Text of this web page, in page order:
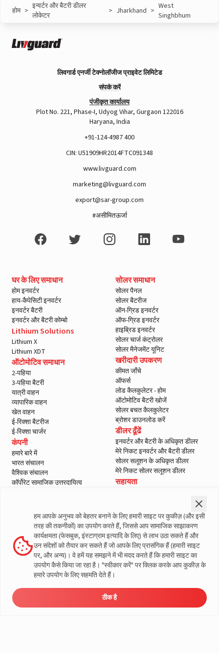
होम > इन्वर्टर और बैटरी डीलर
लोकेटर
> Jharkhand > West
Singhbhum
लिवगार्ड एनर्जी टेक्नोलॉजीज प्राइवेट लिमिटेड
संपर्क करें
पंजीकृत कार्यालय
Plot No. 221, Phase-I, Udyog Vihar, Gurgaon 122016
Haryana, India
+91-124-4987 400
CIN: U51909HR2014FTC091348
www.livguard.com
marketing@livguard.com
export@sar-group.com
#असीमितऊर्जा
घर के लिए समाधान
होम इनवर्टर
हाय-कैपेसिटी इनवर्टर
इनवर्टर बैटरी
इनवर्टर और बैटरी कोम्बो
Lithium Solutions
Lithium X
Lithium XDT
ऑटोमोटिव समाधान
2-पहिया
3-पहिया बैटरी
यात्री वाहन
व्यापारिक वाहन
खेत वाहन
ई-रिक्शा बैटरीज
ई-रिक्शा चार्जर
कंपनी
हमारे बारे में
भारत संचालन
वैश्विक संचालन
कॉर्पोरेट सामाजिक उत्तरदायित्व
मीडिया और गैलरी
वीडियो
सोलर समाधान
सोलर पैनल
सोलर बैटरीज
ऑन-ग्रिड इनवर्टर
ऑफ-ग्रिड इनवर्टर
हाइब्रिड इनवर्टर
सोलर चार्ज कंट्रोलर
सोलर मैनेजमेंट यूनिट
खरीदारी उपकरण
कीमत जाँचे
ऑफर्स
लोड कैलकुलेटर - होम
ऑटोमोटिव बैटरी खोजें
सोलर बचत कैलकुलेटर
ब्रोशर डाउनलोड करें
डीलर ढूँढें
इनवर्टर और बैटरी के अधिकृत डीलर
मेरे निकट इनवर्टर और बैटरी डीलर
सोलर सलूशन के अधिकृत डीलर
मेरे निकट सोलर सलूशन डीलर
सहायता
वारंटी पंजीकरण
ग्राहक नीतियां
नियम और शर्तें
सेल्स वापसी नीति
गोपनीयता नीति
लिवगार्ड के बारे में अधिक जानकारी
© लिवगार्ड 2023। सभी अधिकार सुरक्षित
हम आपके अनुभव को बेहतर बनाने के लिए हमारी साइट पर कुकीज़ (और इसी
तरह की तकनीकों) का उपयोग करते हैं, जिससे आप सामाजिक साझाकरण
कार्यक्षमता (फेसबुक, इंस्टाग्राम इत्यादि के लिए) से लाभ उठा सकते हैं और
उन संदेशों को तैयार कर सकते हैं जो आपके लिए प्रासंगिक हैं (हमारी साइट
पर, और अन्य)। वे हमें यह समझने में भी मदद करते हैं कि हमारी साइट का
उपयोग कैसे किया जा रहा है। "स्वीकार करें" पर क्लिक करके आप कुकीज़ के
हमारे उपयोग के लिए सहमति देते हैं।
ठीक है
समाधान
लोड कैलकुलेटर